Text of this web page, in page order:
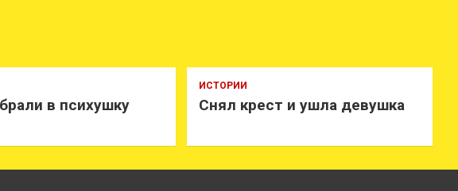
в психушку
ИСТОРИИ
Снял крест и ушла девушка